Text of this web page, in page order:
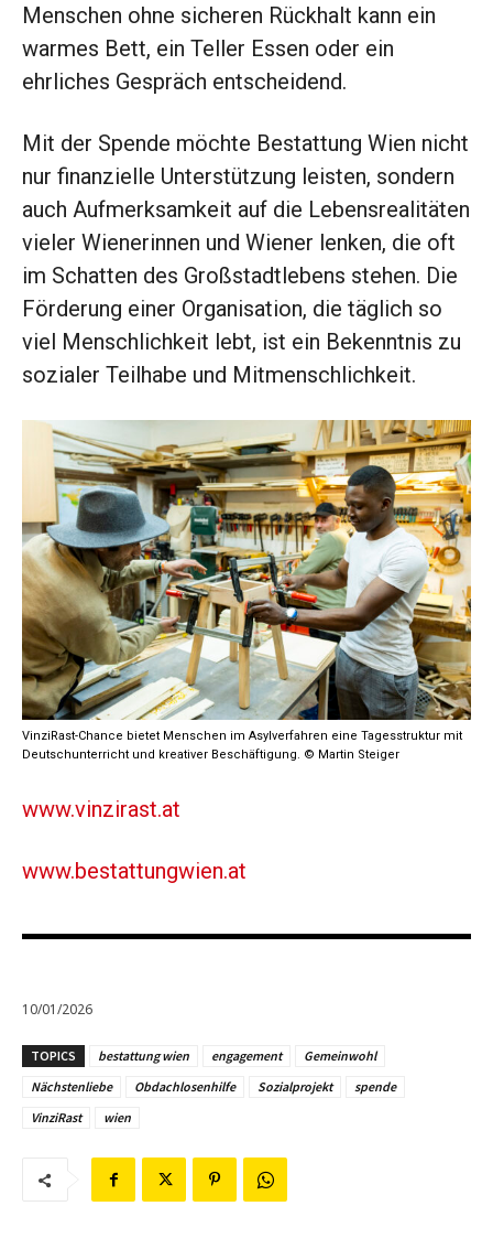
Menschen ohne sicheren Rückhalt kann ein
warmes Bett, ein Teller Essen oder ein
ehrliches Gespräch entscheidend.
Mit der Spende möchte Bestattung Wien nicht
nur finanzielle Unterstützung leisten, sondern
auch Aufmerksamkeit auf die Lebensrealitäten
vieler Wienerinnen und Wiener lenken, die oft
im Schatten des Großstadtlebens stehen. Die
Förderung einer Organisation, die täglich so
viel Menschlichkeit lebt, ist ein Bekenntnis zu
sozialer Teilhabe und Mitmenschlichkeit.
VinziRast-Chance bietet Menschen im Asylverfahren eine Tagesstruktur mit
Deutschunterricht und kreativer Beschäftigung. © Martin Steiger
www.vinzirast.at
www.bestattungwien.at
10/01/2026
TOPICS bestattung wien engagement
Gemeinwohl
Nächstenliebe
Obdachlosenhilfe Sozialprojekt
spende
VinziRast
wien